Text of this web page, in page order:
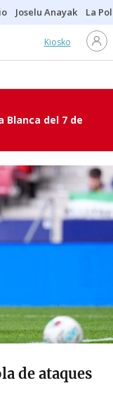
Joselu Anayak La
Kiosko
Blanca del 7 de
de ataques